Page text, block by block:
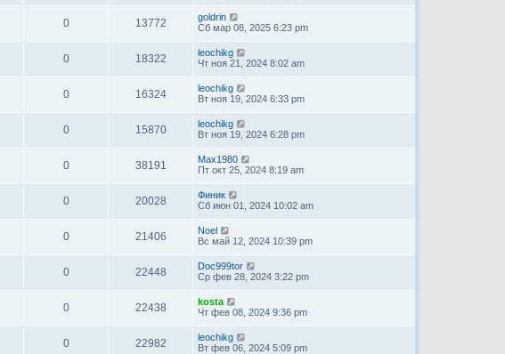
0 13772
goldrin
Сб мар 08, 2025 6:23 pm
0 18322
leochikg
Чт ноя 21, 2024 8:02 am
0 16324
leochikg
Вт ноя 19, 2024 6:33 pm
0 15870
leochikg
Вт ноя 19, 2024 6:28 pm
0 38191
Max1980
Пт окт 25, 2024 8:19 am
0 20028
Финик
Сб июн 01, 2024 10:02 am
0 21406
Noel
Вс май 12, 2024 10:39 pm
0 22448
Doc999tor
Ср фев 28, 2024 3:22 pm
0 22438
kosta
Чт фев 08, 2024 9:36 pm
0 22982
leochikg
Вт фев 06, 2024 5:09 pm